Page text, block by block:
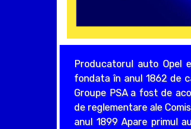
Producatorul auto Opel
fondata în anul 1862 de
Groupe PSA a fost de
de reglementare ale
anul 1899 Apare primul